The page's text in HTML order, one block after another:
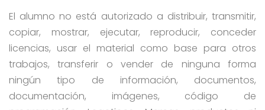
El alumno no está autorizado a distribuir, transmitir,
copiar, mostrar, ejecutar, reproducir, conceder
licencias, usar el material como base para otros
trabajos, transferir o vender de ninguna forma
ningún tipo de información, documentos,
documentación, imágenes, código de